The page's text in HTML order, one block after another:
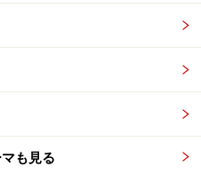
常的にサングラスをかける
ナー
くわかりやすい特徴。
くないという意識が強く、
も見る